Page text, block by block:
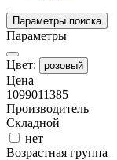
Параметры поиска
Параметры
Цвет: розовый
Цена
1099011385
Производитель
Складной
нет
Возрастная группа